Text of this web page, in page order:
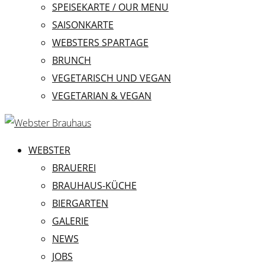
SPEISEKARTE / OUR MENU
SAISONKARTE
WEBSTERS SPARTAGE
BRUNCH
VEGETARISCH UND VEGAN
VEGETARIAN & VEGAN
WEBSTER
BRAUEREI
BRAUHAUS-KÜCHE
BIERGARTEN
GALERIE
NEWS
JOBS